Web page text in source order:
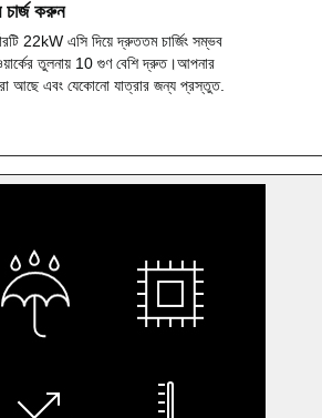
চার্জ করুন
22kW এসি দিয়ে দ্রুততম চার্জিং সম্ভব
তুলনায় 10 গুণ বেশি দ্রুত।আপনার
আছে এবং যেকোনো যাত্রার জন্য প্রস্তুত.